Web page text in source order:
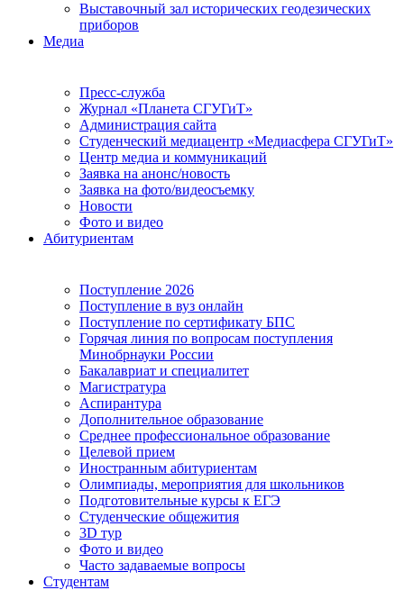
Выставочный зал исторических геодезических
приборов
Медиа
Пресс-служба
Журнал «Планета СГУГиТ»
Администрация сайта
Студенческий медиацентр «Медиасфера СГУГиТ»
Центр медиа и коммуникаций
Заявка на анонс/новость
Заявка на фото/видеосъемку
Новости
Фото и видео
Абитуриентам
Поступление 2026
Поступление в вуз онлайн
Поступление по сертификату БПС
Горячая линия по вопросам поступления
Минобрнауки России
Бакалавриат и специалитет
Магистратура
Аспирантура
Дополнительное образование
Среднее профессиональное образование
Целевой прием
Иностранным абитуриентам
Олимпиады, мероприятия для школьников
Подготовительные курсы к ЕГЭ
Студенческие общежития
3D тур
Фото и видео
Часто задаваемые вопросы
Студентам